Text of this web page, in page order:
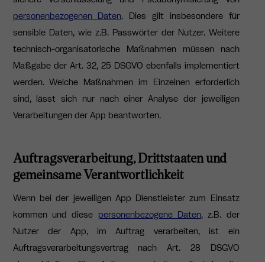
personenbezogenen Daten. Dies gilt insbesondere für
sensible Daten, wie z.B. Passwörter der Nutzer. Weitere
technisch-organisatorische Maßnahmen müssen nach
Maßgabe der Art. 32, 25 DSGVO ebenfalls implementiert
werden. Welche Maßnahmen im Einzelnen erforderlich
sind, lässt sich nur nach einer Analyse der jeweiligen
Verarbeitungen der App beantworten.
Auftragsverarbeitung, Drittstaaten und
gemeinsame Verantwortlichkeit
Wenn bei der jeweiligen App Dienstleister zum Einsatz
kommen und diese personenbezogene Daten, z.B. der
Nutzer der App, im Auftrag verarbeiten, ist ein
Auftragsverarbeitungsvertrag nach Art. 28 DSGVO